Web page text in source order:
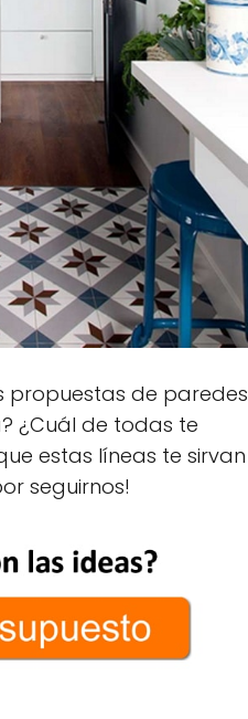
propuestas de paredes
¿Cuál de todas te
estas líneas te sirvan
seguirnos!